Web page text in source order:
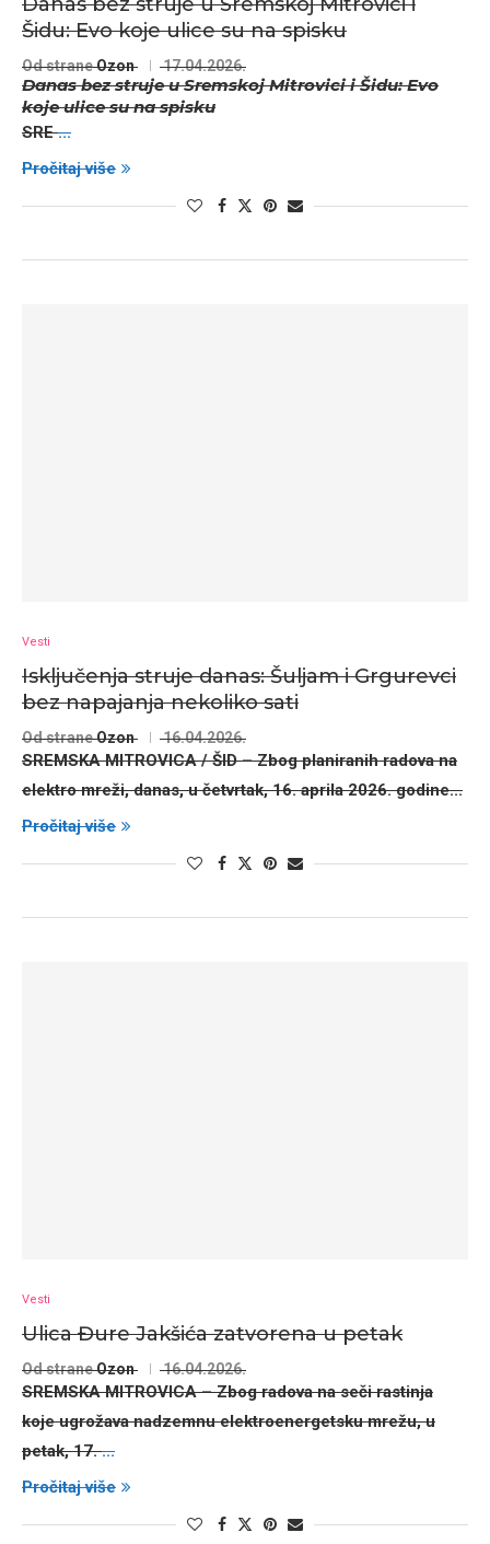
Šidu: Evo koje ulice su na spisku
Od straneOzon 17.04.2026.
Danas bez struje u Sremskoj Mitrovici i Šidu: Evo
koje ulice su na spisku
SRE...
Pročitaj više
Vesti
Isključenja struje danas: Šuljam i Grgurevci
bez napajanja nekoliko sati
Od straneOzon 16.04.2026.
SREMSKA MITROVICA / ŠID– Zbog planiranih radova na
elektro mreži, danas, u četvrtak,16. aprila 2026. godine...
Pročitaj više
Vesti
Ulica Đure Jakšića zatvorena u petak
Od straneOzon 16.04.2026.
SREMSKA MITROVICA– Zbog radova na seči rastinja
koje ugrožava nadzemnu elektroenergetsku mrežu, u
petak,17....
Pročitaj više